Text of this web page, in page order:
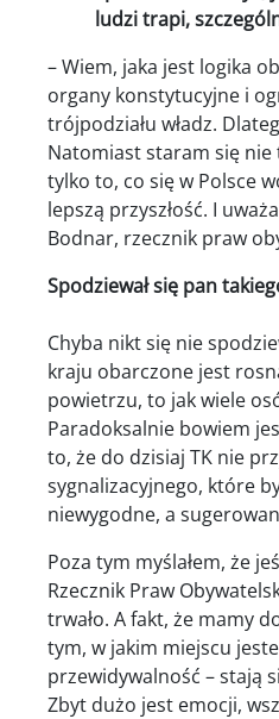
ludzi trapi,
– Wiem, jaka jest logika
organy konstytucyjne i
trójpodziału władz.
Natomiast staram się nie
tylko to, co się w Polsce
lepszą przyszłość. I
Bodnar, rzecznik praw
Spodziewał się pan
Chyba nikt się nie
kraju obarczone jest
powietrzu, to jak wiele
Paradoksalnie bowiem
to, że do dzisiaj TK nie
sygnalizacyjnego, które
niewygodne, a
Poza tym myślałem, że
Rzecznik Praw
trwało. A fakt, że mamy
tym, w jakim miejscu
przewidywalność – stają
Zbyt dużo jest emocji,